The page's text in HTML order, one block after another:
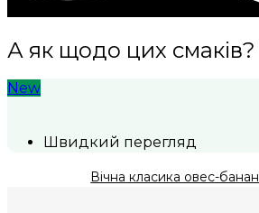
А як щодо цих смаків?
New
Швидкий перегляд
Вічна класика овес-банан